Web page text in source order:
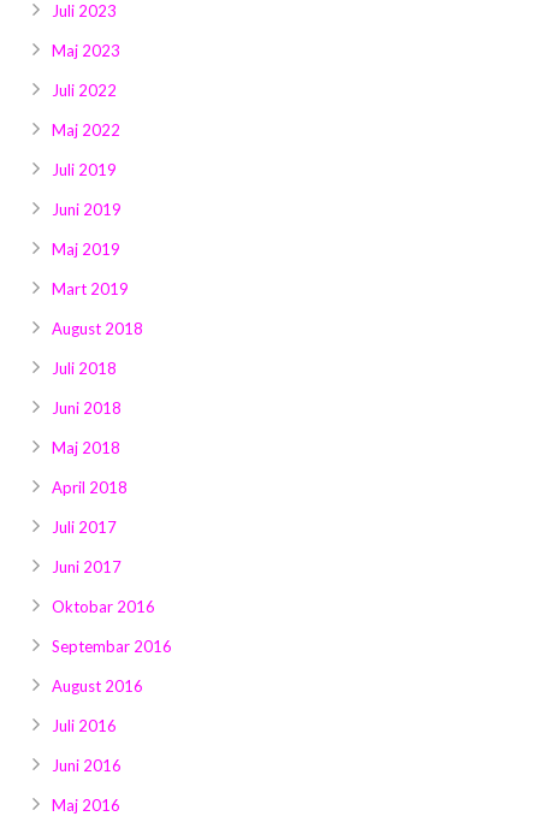
Juli 2023
Maj 2023
Juli 2022
Maj 2022
Juli 2019
Juni 2019
Maj 2019
Mart 2019
August 2018
Juli 2018
Juni 2018
Maj 2018
April 2018
Juli 2017
Juni 2017
Oktobar 2016
Septembar 2016
August 2016
Juli 2016
Juni 2016
Maj 2016